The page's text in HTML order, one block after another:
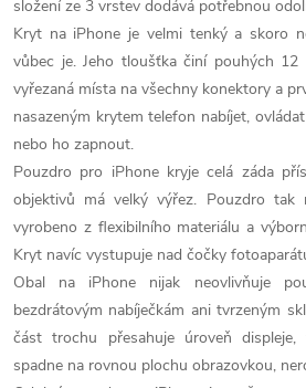
složení ze 3 vrstev dodává potřebnou
Kryt na iPhone je velmi tenký a skoro
vůbec je. Jeho tloušťka činí pouhých
vyřezaná místa na všechny konektory a
nasazeným krytem telefon nabíjet,
nebo ho zapnout.
Pouzdro pro iPhone kryje celá záda
objektivů má velký výřez. Pouzdro tak
vyrobeno z flexibilního materiálu a
Kryt navíc vystupuje nad čočky
Obal na iPhone nijak neovlivňuje
bezdrátovým nabíječkám ani tvrzeným
část trochu přesahuje úroveň
spadne na rovnou plochu obrazovkou,